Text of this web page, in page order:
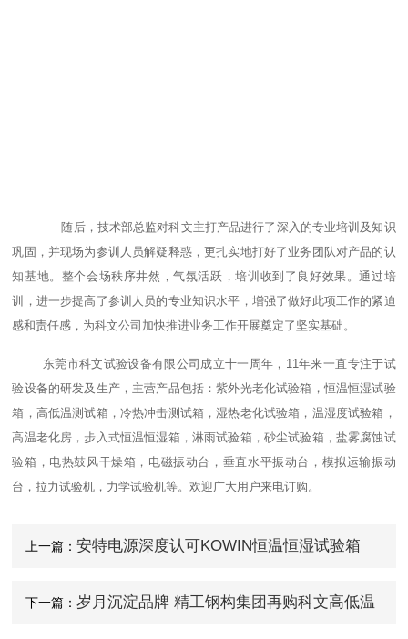
随后，技术部总监对科文主打产品进行了深入的专业培训及知识
巩固，并现场为参训人员解疑释惑，更扎实地打好了业务团队对产品的认
知基地。整个会场秩序井然，气氛活跃，培训收到了良好效果。通过培
训，进一步提高了参训人员的专业知识水平，增强了做好此项工作的紧迫
感和责任感，为科文公司加快推进业务工作开展奠定了坚实基础。
东莞市科文试验设备有限公司成立十一周年，11年来一直专注于试
验设备的研发及生产，主营产品包括：紫外光老化试验箱，恒温恒湿试验
箱，高低温测试箱，冷热冲击测试箱，湿热老化试验箱，温湿度试验箱，
高温老化房，步入式恒温恒湿箱，淋雨试验箱，砂尘试验箱，盐雾腐蚀试
验箱，电热鼓风干燥箱，电磁振动台，垂直水平振动台，模拟运输振动
台，拉力试验机，力学试验机等。欢迎广大用户来电订购。
上一篇： 安特电源深度认可KOWIN恒温恒湿试验箱
下一篇： 岁月沉淀品牌 精工钢构集团再购科文高低温